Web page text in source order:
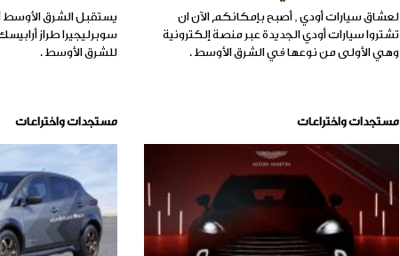
لعشاق سيارات أودي , أصبح بإمكانكم الآن ان
تشتروا سيارات أودي الجديدة عبر منصة إلكترونية
وهي الأولى من نوعها في الشرق الأوسط .
يستقبل الشرق
سوبرليجيرا طراز
للشرق الأوسط .
مستجدات واختراعات مستجدات واختراعات